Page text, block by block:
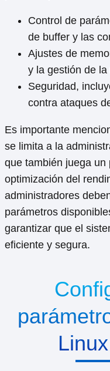
Control de
de buffer y las
Ajustes de
y la gestión de
Seguridad,
contra ataques
Es importante
se limita a la
que también juega
optimización del
administradores
parámetros
garantizar que el
eficiente y segura.